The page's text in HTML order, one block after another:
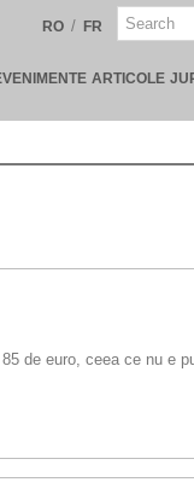
RO / FR
ARTICOLE
de euro, ceea ce nu e